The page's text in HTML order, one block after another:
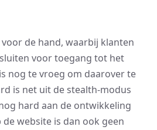
voor de hand, waarbij klanten
voor toegang tot het
nog te vroeg om daarover te
is net uit de stealth-modus
hard aan de ontwikkeling
website is dan ook geen